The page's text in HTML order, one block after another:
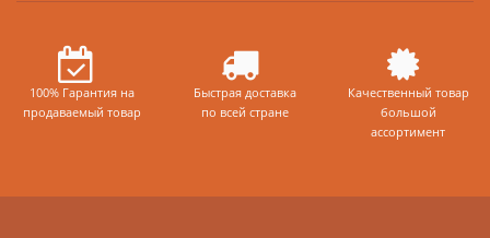
100% Гарантия на
продаваемый товар
Быстрая доставка
по всей стране
Качественный товар
большой
ассортимент